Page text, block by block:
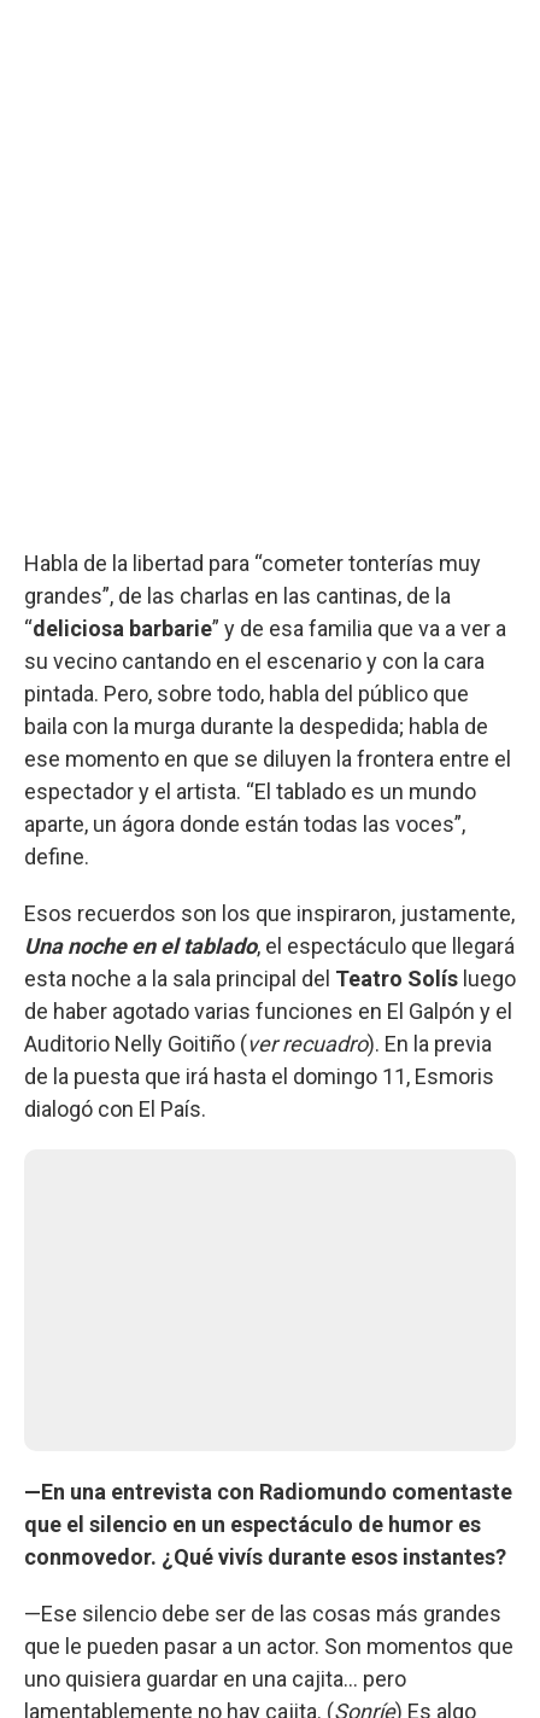
Habla de la libertad para “cometer tonterías muy
grandes”, de las charlas en las cantinas, de la
“deliciosa barbarie” y de esa familia que va a ver a
su vecino cantando en el escenario y con la cara
pintada. Pero, sobre todo, habla del público que
baila con la murga durante la despedida; habla de
ese momento en que se diluyen la frontera entre el
espectador y el artista. “El tablado es un mundo
aparte, un ágora donde están todas las voces”,
define.
Esos recuerdos son los que inspiraron, justamente,
Una noche en el tablado, el espectáculo que llegará
esta noche a la sala principal del Teatro Solís luego
de haber agotado varias funciones en El Galpón y el
Auditorio Nelly Goitiño (ver recuadro). En la previa
de la puesta que irá hasta el domingo 11, Esmoris
dialogó con El País.
—En una entrevista con Radiomundo comentaste
que el silencio en un espectáculo de humor es
conmovedor. ¿Qué vivís durante esos instantes?
—Ese silencio debe ser de las cosas más grandes
que le pueden pasar a un actor. Son momentos que
uno quisiera guardar en una cajita... pero
lamentablemente no hay cajita. (Sonríe) Es algo